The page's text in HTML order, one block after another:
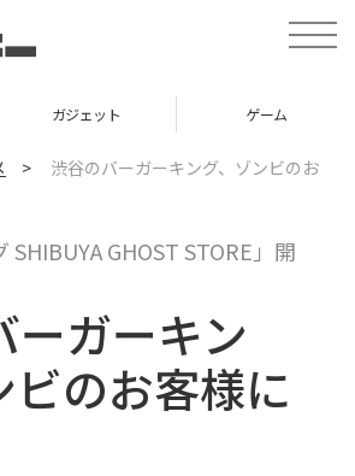
t
o
v
ガジェット ゲーム
>
渋谷のバーガーキング、ゾンビのお
SHIBUYA GHOST STORE」開
ーガーキン
ビのお客様に